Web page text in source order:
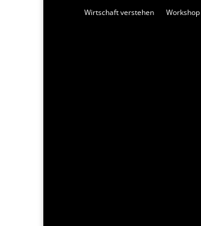
Wirtschaft verstehen
Workshop